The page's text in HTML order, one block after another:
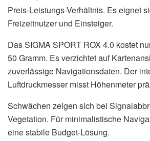
Preis-Leistungs-Verhältnis. Es eignet
Freizeitnutzer und Einsteiger.
Das SIGMA SPORT ROX 4.0 kostet
50 Gramm. Es verzichtet auf
zuverlässige Navigationsdaten. Der
Luftdruckmesser misst Höhenmeter
Schwächen zeigen sich bei
Vegetation. Für minimalistische
eine stabile Budget-Lösung.